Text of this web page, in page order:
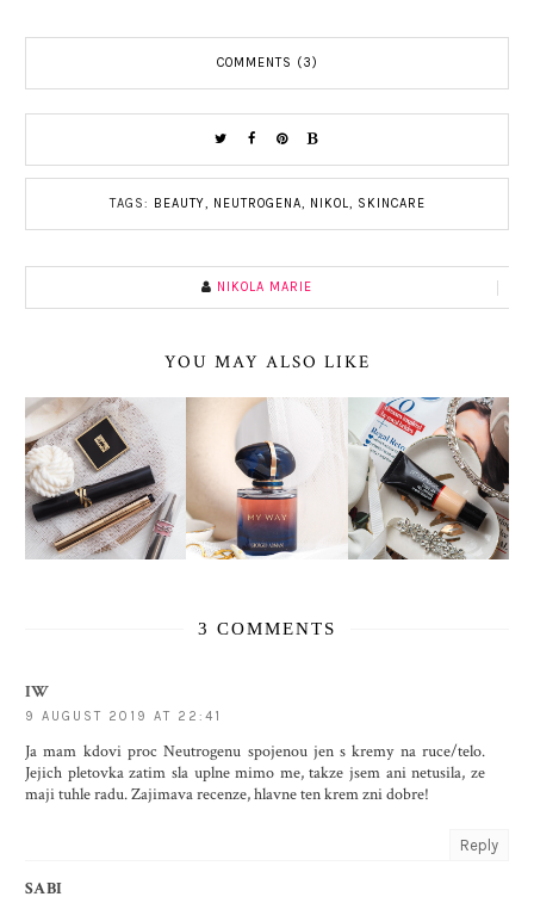
COMMENTS (3)
TAGS: BEAUTY, NEUTROGENA, NIKOL, SKINCARE
NIKOLA MARIE
YOU MAY ALSO LIKE
3 COMMENTS
IW
9 AUGUST 2019 AT 22:41
Ja mam kdovi proc Neutrogenu spojenou jen s kremy na ruce/telo.
Jejich pletovka zatim sla uplne mimo me, takze jsem ani netusila, ze
maji tuhle radu. Zajimava recenze, hlavne ten krem zni dobre!
Reply
SABI